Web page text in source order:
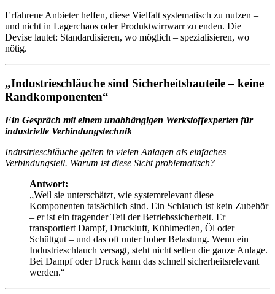
Erfahrene Anbieter helfen, diese Vielfalt systematisch zu nutzen –
und nicht in Lagerchaos oder Produktwirrwarr zu enden. Die
Devise lautet: Standardisieren, wo möglich – spezialisieren, wo
nötig.
„Industrieschläuche sind Sicherheitsbauteile – keine
Randkomponenten“
Ein Gespräch mit einem unabhängigen Werkstoffexperten für
industrielle Verbindungstechnik
Industrieschläuche gelten in vielen Anlagen als einfaches
Verbindungsteil. Warum ist diese Sicht problematisch?
Antwort:
„Weil sie unterschätzt, wie systemrelevant diese
Komponenten tatsächlich sind. Ein Schlauch ist kein Zubehör
– er ist ein tragender Teil der Betriebssicherheit. Er
transportiert Dampf, Druckluft, Kühlmedien, Öl oder
Schüttgut – und das oft unter hoher Belastung. Wenn ein
Industrieschlauch versagt, steht nicht selten die ganze Anlage.
Bei Dampf oder Druck kann das schnell sicherheitsrelevant
werden.“